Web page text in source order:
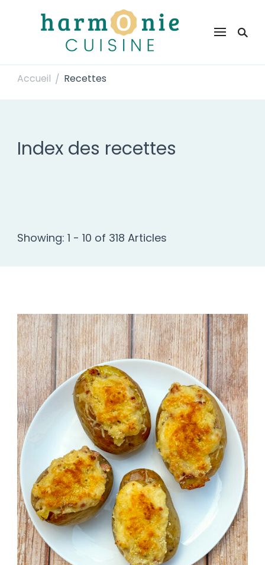
Harmonie Cuisine
Accueil / Recettes
Index des recettes
Showing: 1 - 10 of 318 Articles